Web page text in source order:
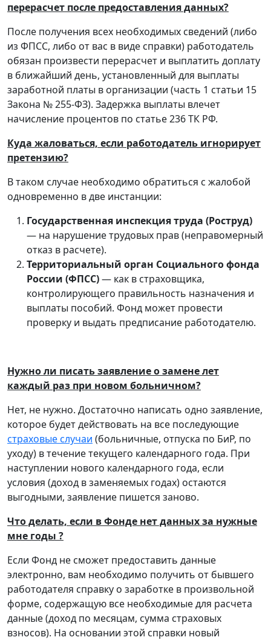
перерасчет после предоставления данных?
После получения всех необходимых сведений (либо
из ФПСС, либо от вас в виде справки) работодатель
обязан произвести перерасчет и выплатить доплату
в ближайший день, установленный для выплаты
заработной платы в организации (часть 1 статьи 15
Закона № 255-ФЗ). Задержка выплаты влечет
начисление процентов по статье 236 ТК РФ.
Куда жаловаться, если работодатель игнорирует
претензию?
В таком случае необходимо обратиться с жалобой
одновременно в две инстанции:
Государственная инспекция труда (Роструд)
— на нарушение трудовых прав (неправомерный
отказ в расчете).
Территориальный орган Социального фонда
России (ФПСС)— как в страховщика,
контролирующего правильность назначения и
выплаты пособий. Фонд может провести
проверку и выдать предписание работодателю.
Нужно ли писать заявление о замене лет
каждый раз при новом больничном?
Нет, не нужно. Достаточно написать одно заявление,
которое будет действовать на все последующие
страховые случаи (больничные, отпуска по БиР, по
уходу) в течение текущего календарного года. При
наступлении нового календарного года, если
условия (доход в заменяемых годах) остаются
выгодными, заявление пишется заново.
Что делать, если в Фонде нет данных за нужные
мне годы ?
Если Фонд не сможет предоставить данные
электронно, вам необходимо получить от бывшего
работодателя справку о заработке в произвольной
форме, содержащую все необходимые для расчета
данные (доход по месяцам, сумма страховых
взносов). На основании этой справки новый